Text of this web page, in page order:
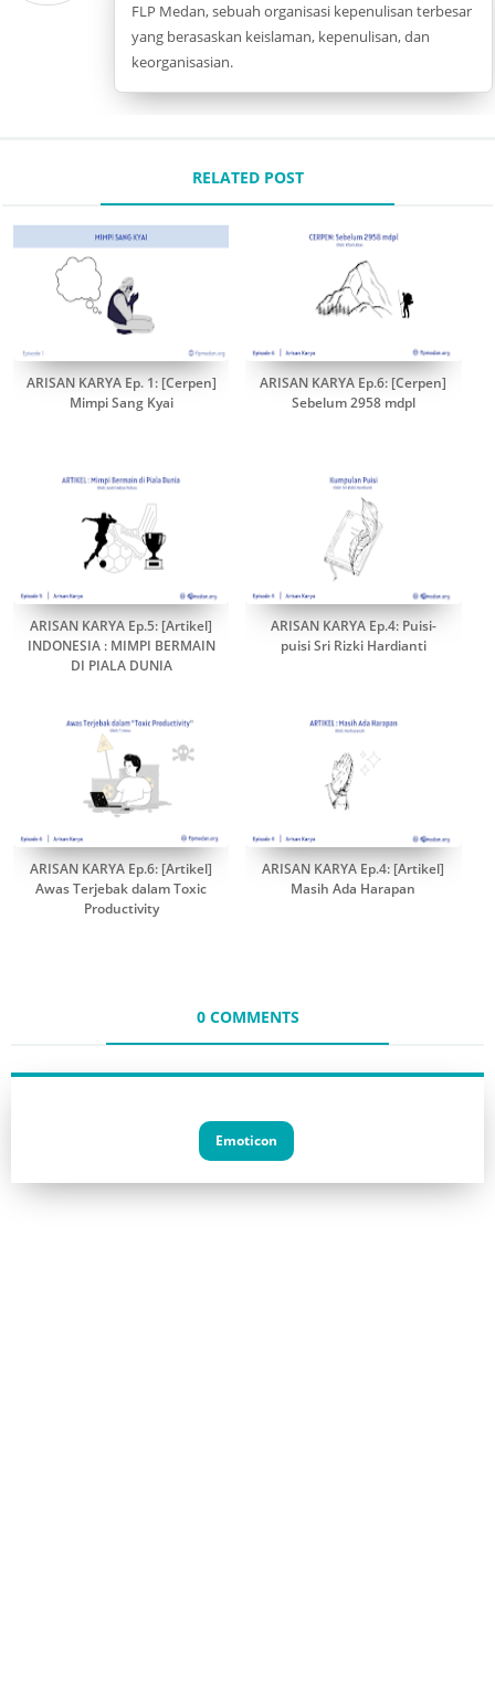
FLP Medan, sebuah organisasi kepenulisan terbesar
yang berasaskan keislaman, kepenulisan, dan
keorganisasian.
RELATED POST
ARISAN KARYA Ep. 1: [Cerpen]
Mimpi Sang Kyai
ARISAN KARYA Ep.6: [Cerpen]
Sebelum 2958 mdpl
ARISAN KARYA Ep.5: [Artikel]
INDONESIA : MIMPI BERMAIN
DI PIALA DUNIA
ARISAN KARYA Ep.4: Puisi-
puisi Sri Rizki Hardianti
ARISAN KARYA Ep.6: [Artikel]
Awas Terjebak dalam Toxic
Productivity
ARISAN KARYA Ep.4: [Artikel]
Masih Ada Harapan
0 COMMENTS
Emoticon